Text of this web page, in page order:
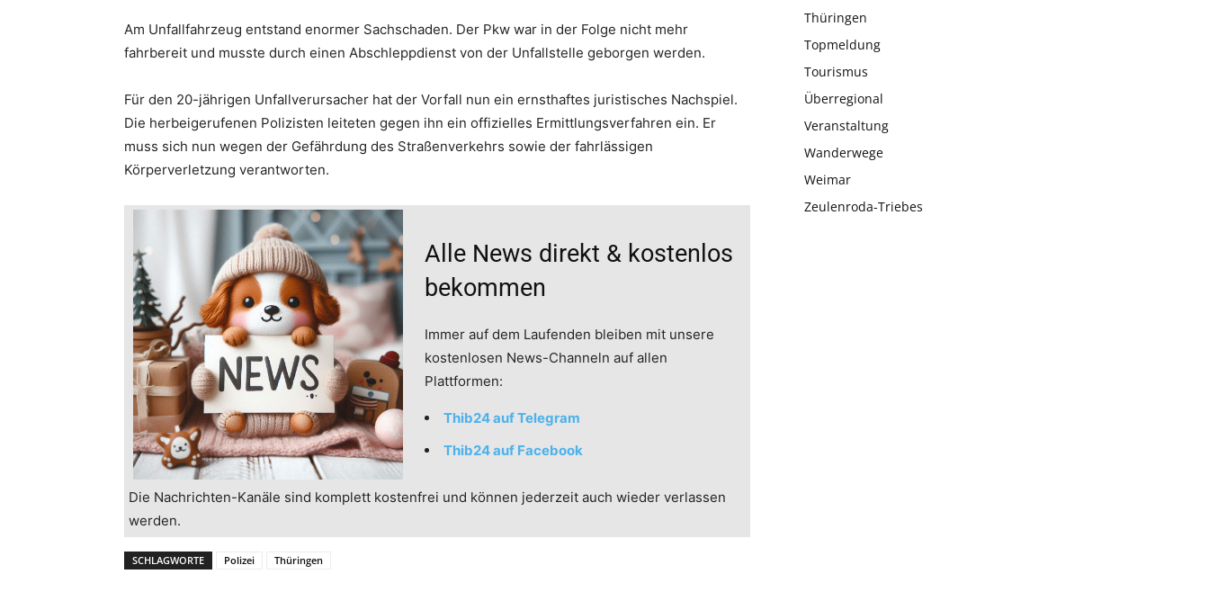
Am Unfallfahrzeug entstand enormer Sachschaden. Der Pkw war in der Folge nicht mehr
fahrbereit und musste durch einen Abschleppdienst von der Unfallstelle geborgen werden.
Für den 20-jährigen Unfallverursacher hat der Vorfall nun ein ernsthaftes juristisches Nachspiel.
Die herbeigerufenen Polizisten leiteten gegen ihn ein offizielles Ermittlungsverfahren ein. Er
muss sich nun wegen der Gefährdung des Straßenverkehrs sowie der fahrlässigen
Körperverletzung verantworten.
Alle News direkt & kostenlos
bekommen
Immer auf dem Laufenden bleiben mit unsere
kostenlosen News-Channeln auf allen
Plattformen:
Thib24 auf Telegram
Thib24 auf Facebook
Die Nachrichten-Kanäle sind komplett kostenfrei und können jederzeit auch wieder verlassen
werden.
SCHLAGWORTE Polizei Thüringen
Thüringen
Topmeldung
Tourismus
Überregional
Veranstaltung
Wanderwege
Weimar
Zeulenroda-Triebes